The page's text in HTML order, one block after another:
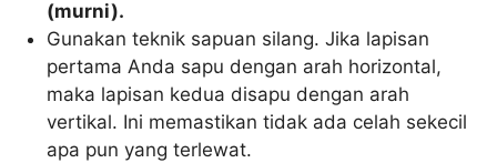
(murni).
Gunakan teknik sapuan silang. Jika lapisan
pertama Anda sapu dengan arah horizontal,
maka lapisan kedua disapu dengan arah
vertikal. Ini memastikan tidak ada celah sekecil
apa pun yang terlewat.